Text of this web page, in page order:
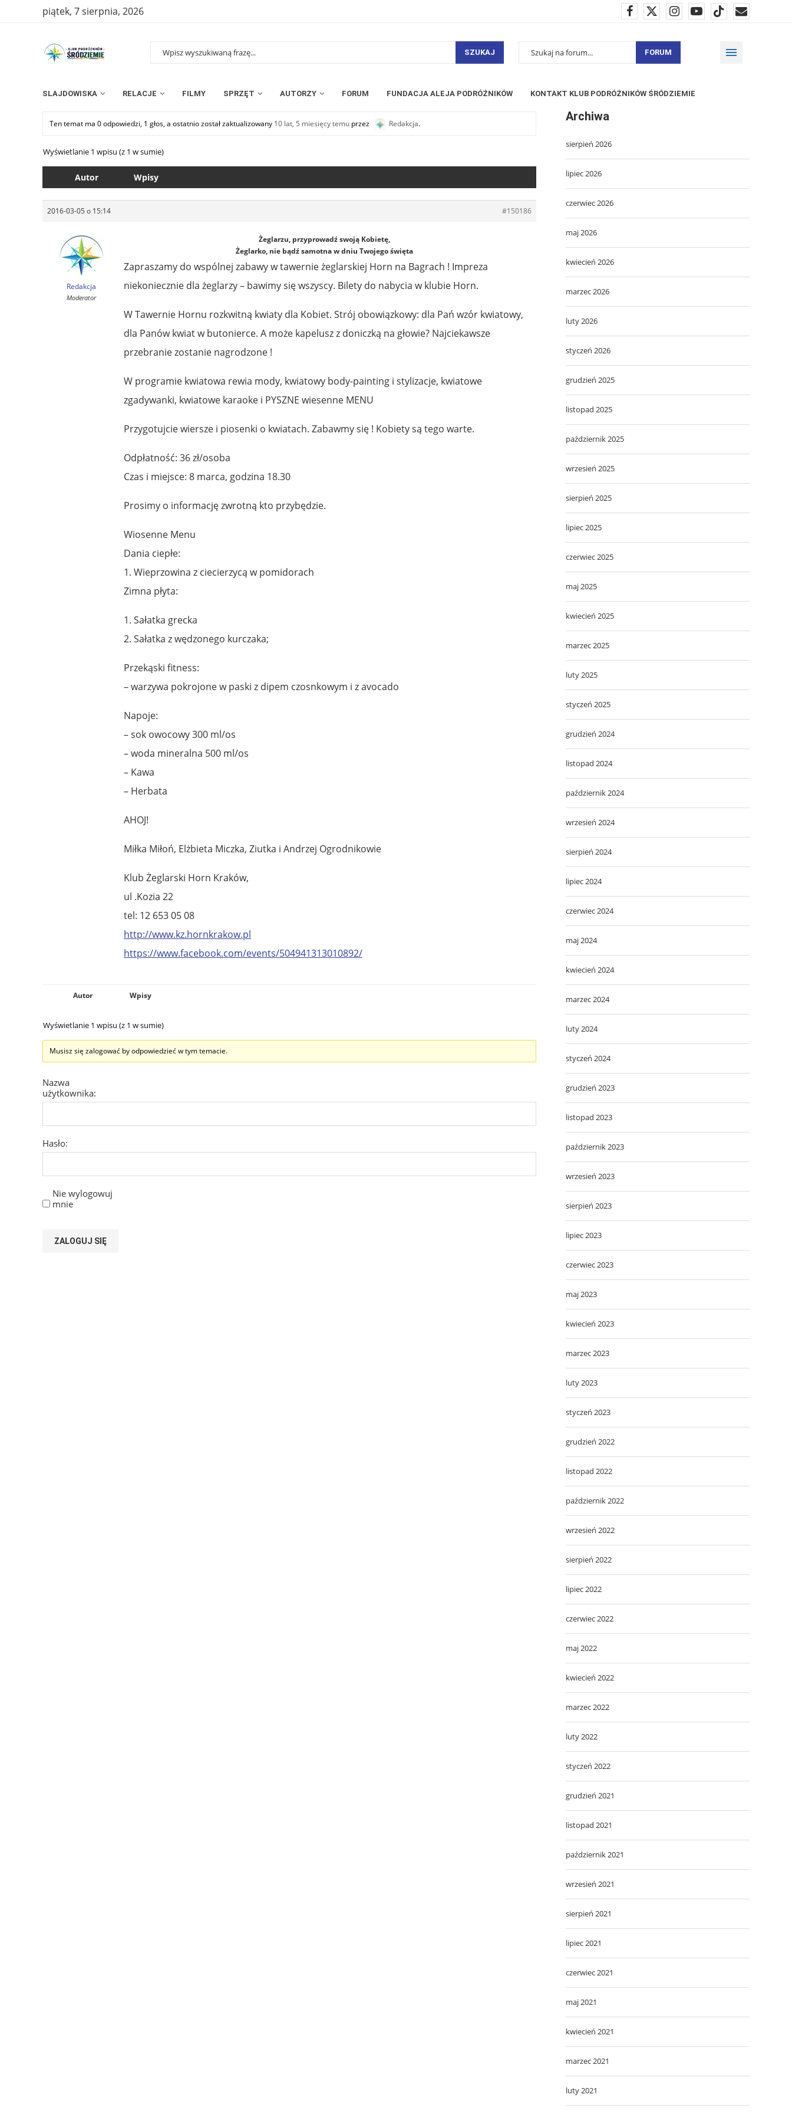
piątek, 7 sierpnia, 2026
SZUKAJ FORUM
SLAJDOWISKA RELACJE FILMY SPRZĘT AUTORZY FORUM FUNDACJA ALEJA PODRÓŻNIKÓW KONTAKT KLUB PODRÓŻNIKÓW ŚRÓDZIEMIE
Ten temat ma 0 odpowiedzi, 1 głos, a ostatnio został zaktualizowany 10 lat, 5 miesięcy temu przez Redakcja.
Wyświetlanie 1 wpisu (z 1 w sumie)
Autor Wpisy
2016-03-05 o 15:14 #150186
Redakcja
Moderator
Żeglarzu, przyprowadź swoją Kobietę,
Żeglarko, nie bądź samotna w dniu Twojego święta
Zapraszamy do wspólnej zabawy w tawernie żeglarskiej Horn na Bagrach ! Impreza
niekoniecznie dla żeglarzy – bawimy się wszyscy. Bilety do nabycia w klubie Horn.
W Tawernie Hornu rozkwitną kwiaty dla Kobiet. Strój obowiązkowy: dla Pań wzór kwiatowy,
dla Panów kwiat w butonierce. A może kapelusz z doniczką na głowie? Najciekawsze
przebranie zostanie nagrodzone !
W programie kwiatowa rewia mody, kwiatowy body-painting i stylizacje, kwiatowe
zgadywanki, kwiatowe karaoke i PYSZNE wiesenne MENU
Przygotujcie wiersze i piosenki o kwiatach. Zabawmy się ! Kobiety są tego warte.
Odpłatność: 36 zł/osoba
Czas i miejsce: 8 marca, godzina 18.30
Prosimy o informację zwrotną kto przybędzie.
Wiosenne Menu
Dania ciepłe:
1. Wieprzowina z ciecierzycą w pomidorach
Zimna płyta:
1. Sałatka grecka
2. Sałatka z wędzonego kurczaka;
Przekąski fitness:
– warzywa pokrojone w paski z dipem czosnkowym i z avocado
Napoje:
– sok owocowy 300 ml/os
– woda mineralna 500 ml/os
– Kawa
– Herbata
AHOJ!
Miłka Miłoń, Elżbieta Miczka, Ziutka i Andrzej Ogrodnikowie
Klub Żeglarski Horn Kraków,
ul .Kozia 22
tel: 12 653 05 08
http://www.kz.hornkrakow.pl
https://www.facebook.com/events/504941313010892/
Autor Wpisy
Wyświetlanie 1 wpisu (z 1 w sumie)
Musisz się zalogować by odpowiedzieć w tym temacie.
Nazwa
użytkownika:
Hasło:
Nie wylogowuj
mnie
ZALOGUJ SIĘ
Archiwa
sierpień 2026
lipiec 2026
czerwiec 2026
maj 2026
kwiecień 2026
marzec 2026
luty 2026
styczeń 2026
grudzień 2025
listopad 2025
październik 2025
wrzesień 2025
sierpień 2025
lipiec 2025
czerwiec 2025
maj 2025
kwiecień 2025
marzec 2025
luty 2025
styczeń 2025
grudzień 2024
listopad 2024
październik 2024
wrzesień 2024
sierpień 2024
lipiec 2024
czerwiec 2024
maj 2024
kwiecień 2024
marzec 2024
luty 2024
styczeń 2024
grudzień 2023
listopad 2023
październik 2023
wrzesień 2023
sierpień 2023
lipiec 2023
czerwiec 2023
maj 2023
kwiecień 2023
marzec 2023
luty 2023
styczeń 2023
grudzień 2022
listopad 2022
październik 2022
wrzesień 2022
sierpień 2022
lipiec 2022
czerwiec 2022
maj 2022
kwiecień 2022
marzec 2022
luty 2022
styczeń 2022
grudzień 2021
listopad 2021
październik 2021
wrzesień 2021
sierpień 2021
lipiec 2021
czerwiec 2021
maj 2021
kwiecień 2021
marzec 2021
luty 2021